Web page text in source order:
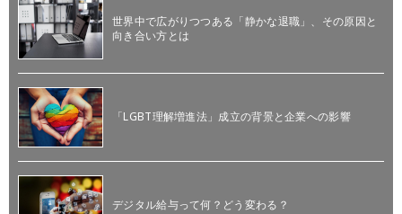
世界中で広がりつつある「静かな退職」、その原因と
向き合い方とは
「LGBT理解増進法」成立の背景と企業への影響
デジタル給与って何？どう変わる？